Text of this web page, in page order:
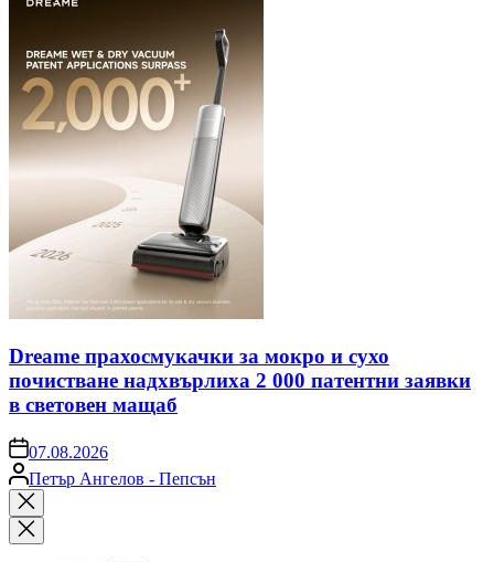
Dreame прахосмукачки за мокро и сухо
почистване надхвърлиха 2 000 патентни заявки
в световен мащаб
on07.08.2026
Posted
by
Петър Ангелов - Пепсън
Close
search